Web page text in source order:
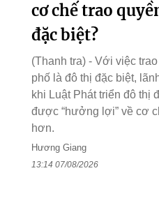
cơ chế trao
đặc biệt?
(Thanh tra) - Với việc
phố là đô thị đặc biệt,
khi Luật Phát triển đô thị
được “hưởng lợi” về cơ
hơn.
Hương Giang
13:14 07/08/2026